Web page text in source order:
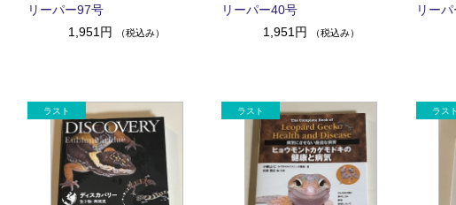
リーパー97号
1,951円
（税込み）
リーパー40号
1,951円
（税込み）
リー